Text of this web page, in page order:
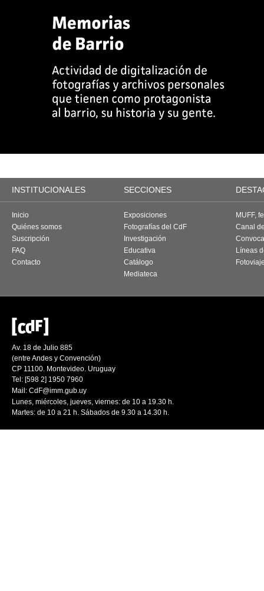
INSTITUCIONALES SECCIONES
Inicio
Quiénes somos
Suscripción
FAQ
Contacto
Exposiciones
Fotografías del CdF
Investigación
Educativa
Catálogo
Mediateca
MUFF,
Canal
Líneas
Av. 18 de Julio 885
(entre Andes y Convención)
CP 11100. Montevideo. Uruguay
Tel: [598 2] 1950 7960
Mail: CdF@imm.gub.uy
Lunes, miércoles, jueves, viernes: de 10 a 19.30 h.
Martes: de 10 a 21 h. Sábados de 9.30 a 14.30 h.